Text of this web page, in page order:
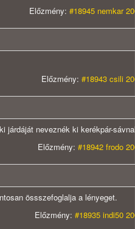
Előzmény: #18945 nemkar
Előzmény: #18943 csili
járdáját neveznék ki kerékpár-
Előzmény: #18942 frodo
össszefoglalja a lényeget.
Előzmény: #18935 indi50